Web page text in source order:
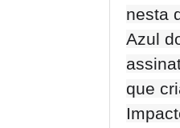
nesta
Azul
que